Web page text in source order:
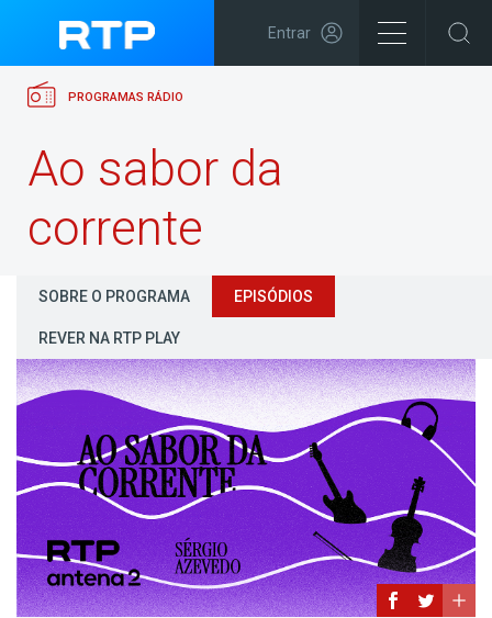
Entrar
PROGRAMAS RÁDIO
Ao sabor da
corrente
SOBRE O PROGRAMA EPISÓDIOS
REVER NA RTP PLAY